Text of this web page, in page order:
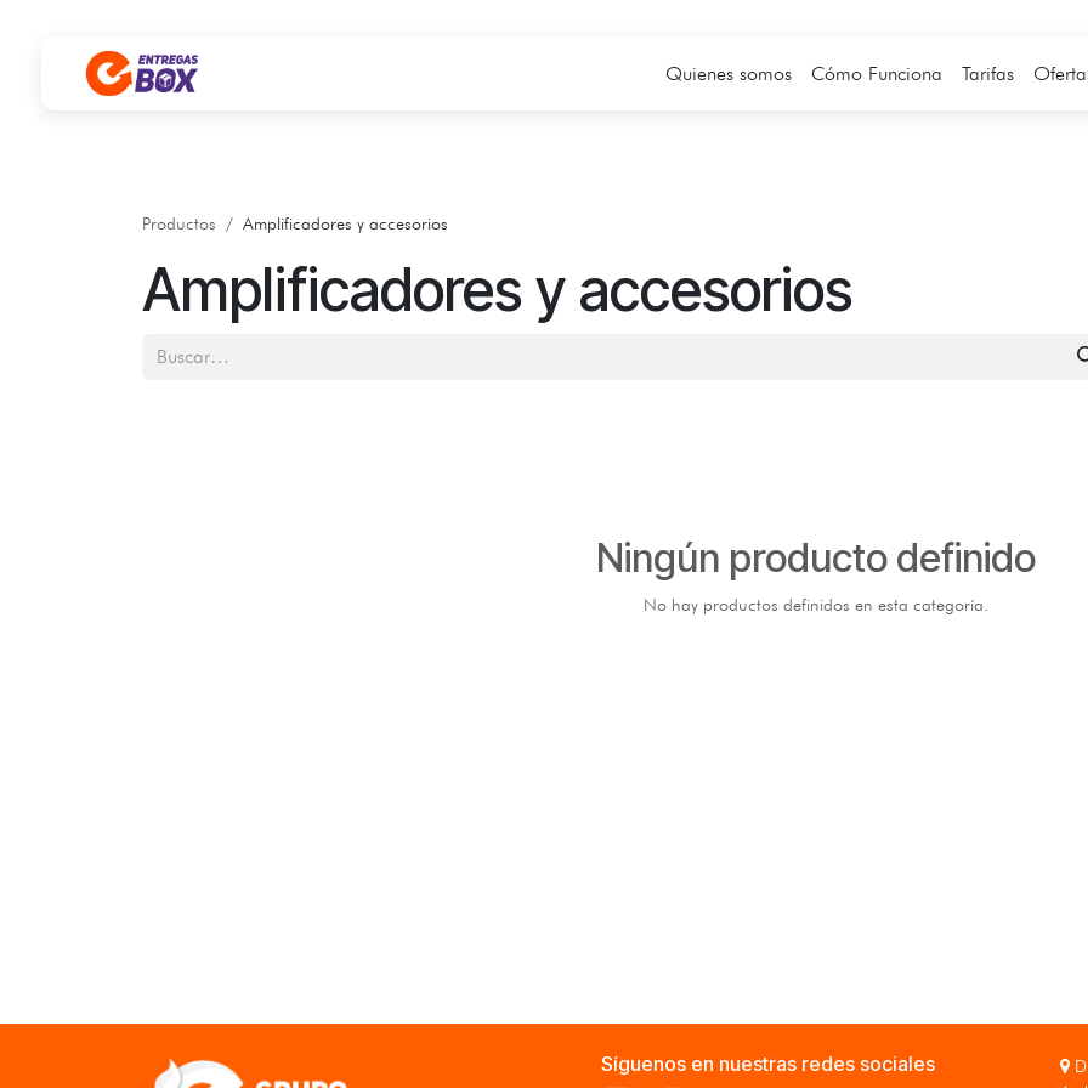
Quienes somos Cómo Funciona Tarifas
Productos Amplificadores y accesorios
Amplificadores y accesorios
Ningún producto definido
No hay productos definidos en esta categoría.
Síguenos en nuestras redes sociales